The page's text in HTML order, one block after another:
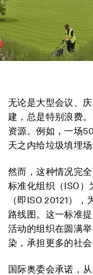
无论是大型会议、
建，总是特别浪费
资源。例如，一场
天之内给垃圾填埋
然而，这种情况完
标准化组织（ISO）
（即ISO 20121）
路线图。这一标准
活动的组织在圆满
染，承担更多的社会
国际奥委会承诺，